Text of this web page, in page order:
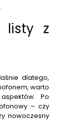
listy z
dlatego,
warto
Po
– czy
nowoczesny